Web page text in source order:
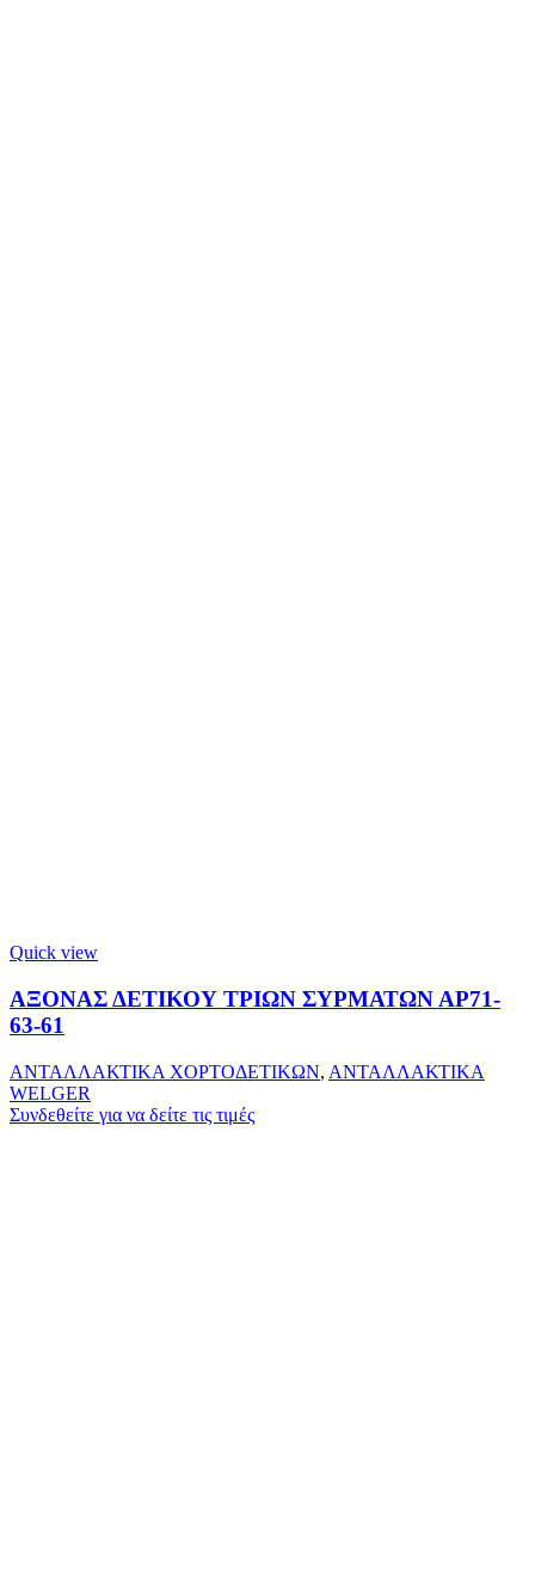
Quick view
ΑΞΟΝΑΣ ΔΕΤΙΚΟΥ ΤΡΙΩΝ ΣΥΡΜΑΤΩΝ ΑΡ71-
63-61
ΑΝΤΑΛΛΑΚΤΙΚΑ ΧΟΡΤΟΔΕΤΙΚΩΝ, ΑΝΤΑΛΛΑΚΤΙΚΑ
WELGER
Συνδεθείτε για να δείτε τις τιμές